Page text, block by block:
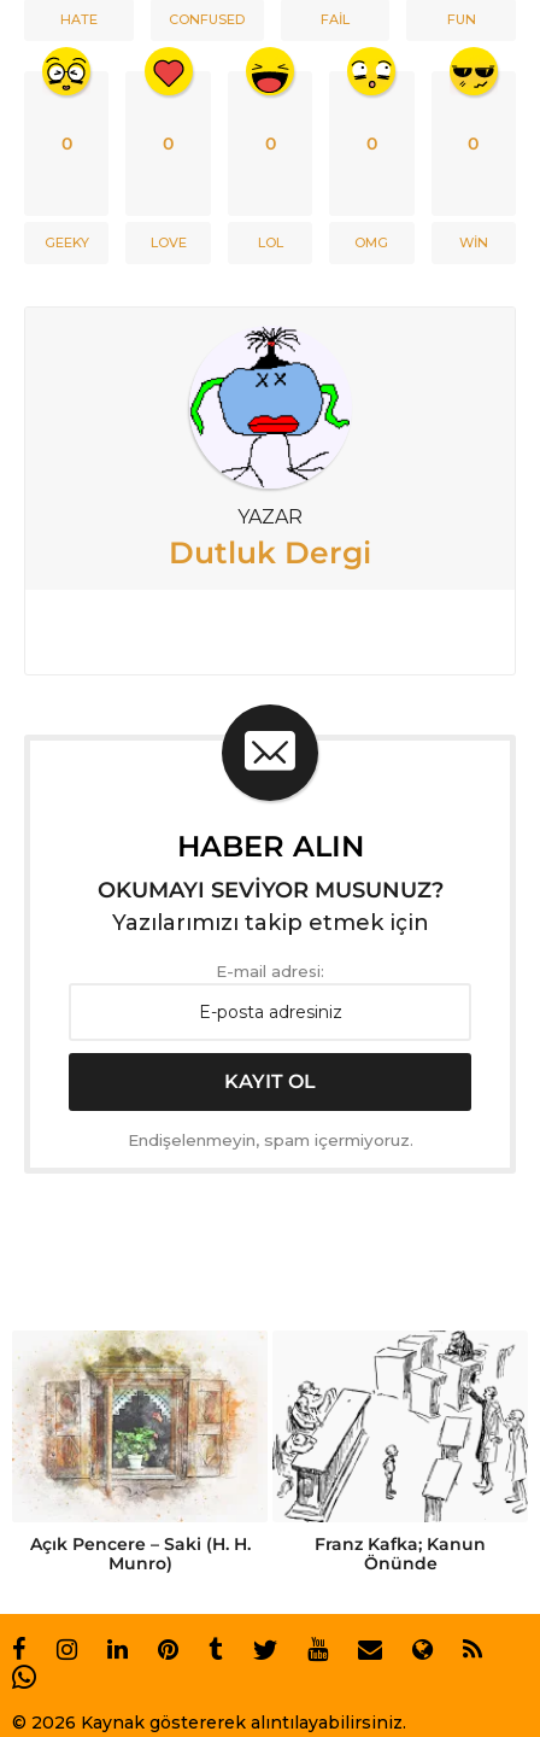
HATE CONFUSED FAIL FUN
0
GEEKY
0
LOVE
0
LOL
0
OMG
0
WIN
YAZAR
Dutluk Dergi
HABER ALIN
OKUMAYI SEVİYOR MUSUNUZ?
Yazılarımızı takip etmek için
E-mail adresi:
Endişelenmeyin, spam içermiyoruz.
Açık Pencere – Saki (H. H.
Munro)
Franz Kafka; Kanun
Önünde
© 2026 Kaynak göstererek alıntılayabilirsiniz.